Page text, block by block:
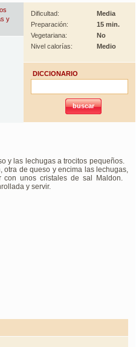
y
Dificultad:
Media
Preparación:
15 min.
Vegetariana:
No
Nivel calorías:
Medio
DICCIONARIO
y las lechugas a trocitos pequeños.
otra de queso y encima las lechugas,
unos cristales de sal Maldon.
y servir.